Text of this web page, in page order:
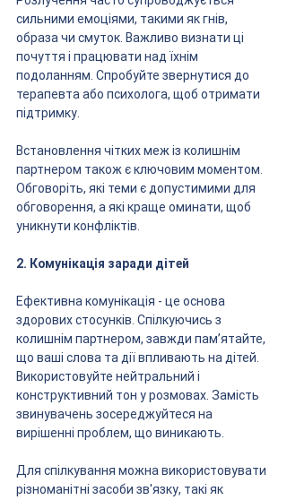
сильними емоціями, такими як гнів,
образа чи смуток. Важливо визнати ці
почуття і працювати над їхнім
подоланням. Спробуйте звернутися до
терапевта або психолога, щоб отримати
підтримку.
Встановлення чітких меж із колишнім
партнером також є ключовим моментом.
Обговоріть, які теми є допустимими для
обговорення, а які краще оминати, щоб
уникнути конфліктів.
2. Комунікація заради дітей
Ефективна комунікація - це основа
здорових стосунків. Спілкуючись з
колишнім партнером, завжди пам’ятайте,
що ваші слова та дії впливають на дітей.
Використовуйте нейтральний і
конструктивний тон у розмовах. Замість
звинувачень зосереджуйтеся на
вирішенні проблем, що виникають.
Для спілкування можна використовувати
різноманітні засоби зв'язку, такі як